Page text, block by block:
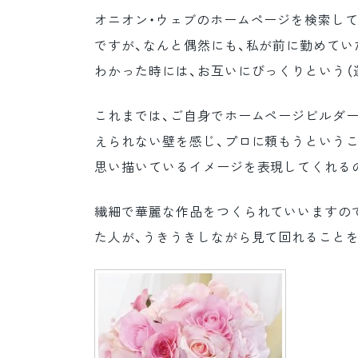
オニオン・ウェブのホームページを検索し
ですが、なんと偶然にも、私が前に勤めて
わかった時には、お互いにびっくりという（
これまでは、ご自身でホームページビルダ
えられない壁を感じ、プロに頼もうという
思い描いているイメージを表現してくれる
繊細で華麗な作品をつくられていいますの
た人が、うきうきしながら見て回れること